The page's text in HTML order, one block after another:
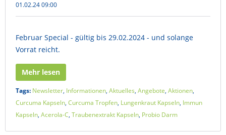
01.02.24 09:00
Februar Special - gültig bis 29.02.2024 - und solange
Vorrat reicht.
Mehr lesen
Tags: Newsletter, Informationen, Aktuelles, Angebote, Aktionen,
Curcuma Kapseln, Curcuma Tropfen, Lungenkraut Kapseln, Immun
Kapseln, Acerola-C, Traubenextrakt Kapseln, Probio Darm